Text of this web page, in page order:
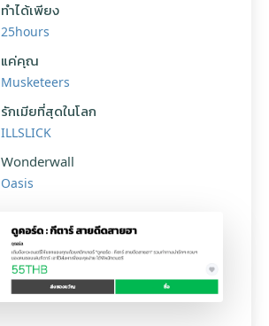
ทำได้เพียง
25hours
แค่คุณ
Musketeers
รักเมียที่สุดในโลก
ILLSLICK
Wonderwall
Oasis